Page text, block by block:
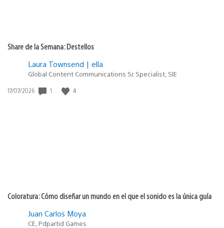
Share de la Semana: Destellos
Laura Townsend | ella
Global Content Communications Sr. Specialist, SIE
Fecha
17/07/2026 1 4
Coloratura: Cómo diseñar un mundo en el que el sonido es la única guía
Juan Carlos Moya
CE, Pdpartid Games